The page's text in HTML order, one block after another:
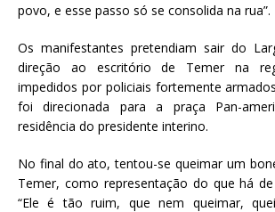
povo, e esse passo só se consolida na rua”.
Os manifestantes pretendiam sair do
direção ao escritório de Temer na
impedidos por policiais fortemente
foi direcionada para a praça Pan-
residência do presidente interino.
No final do ato, tentou-se queimar um
Temer, como representação do que há
“Ele é tão ruim, que nem queimar,